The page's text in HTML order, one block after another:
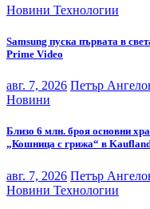
Новини Технологии
Samsung пуска първата в
Prime Video
авг. 7, 2026 Петър
Новини
Близо 6 млн. броя основни
„Кошница с грижа“ в
авг. 7, 2026 Петър
Новини Технологии